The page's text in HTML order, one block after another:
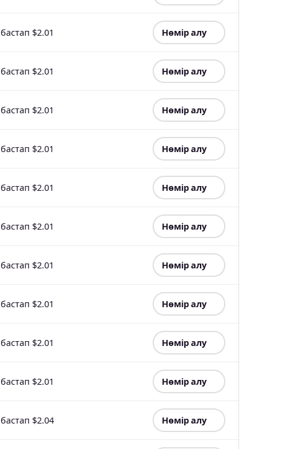
бастап $2.01 Нөмір алу
бастап $2.01 Нөмір алу
бастап $2.01 Нөмір алу
бастап $2.01 Нөмір алу
бастап $2.01 Нөмір алу
бастап $2.01 Нөмір алу
бастап $2.01 Нөмір алу
бастап $2.01 Нөмір алу
бастап $2.01 Нөмір алу
бастап $2.01 Нөмір алу
бастап $2.04 Нөмір алу